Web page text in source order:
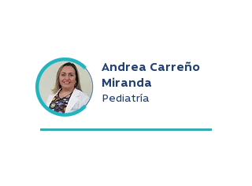
Andrea Carreño
Miranda
Pediatría